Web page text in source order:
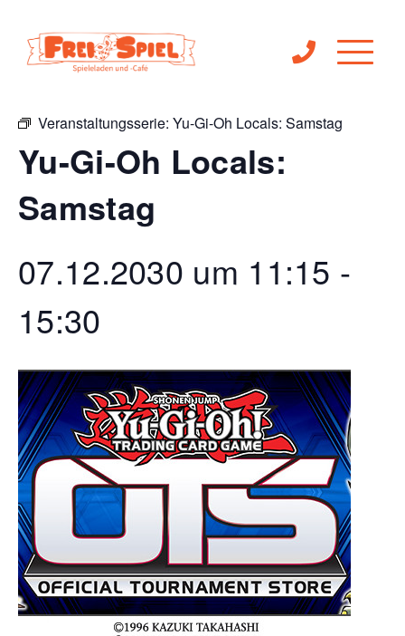
« Alle Veranstaltungen
Veranstaltungsserie: Yu-Gi-Oh Locals: Samstag
Yu-Gi-Oh Locals:
Samstag
07.12.2030 um 11:15 -
15:30